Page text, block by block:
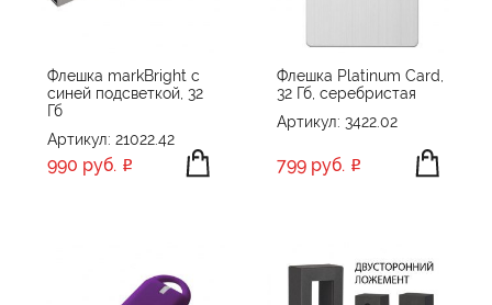
Флешка markBright с
синей подсветкой, 32
Гб
Артикул: 21022.42
990 руб.
Флешка Platinum Card,
32 Гб, серебристая
Артикул: 3422.02
799 руб.